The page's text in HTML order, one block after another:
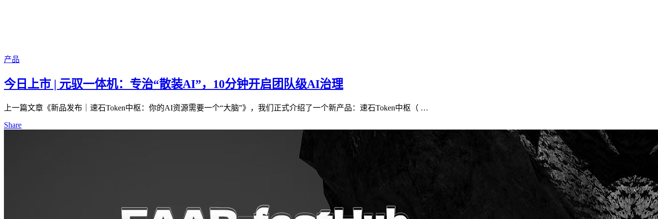
产品
今日上市 | 元驭一体机：专治“散装AI”，10分钟开启团队级AI治理
上一篇文章《新品发布｜速石Token中枢：你的AI资源需要一个“大脑”》，我们正式介绍了一个新产品：速石Token中枢（ …
Share